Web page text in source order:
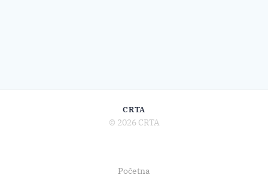
CRTA
© 2026 CRTA
Početna